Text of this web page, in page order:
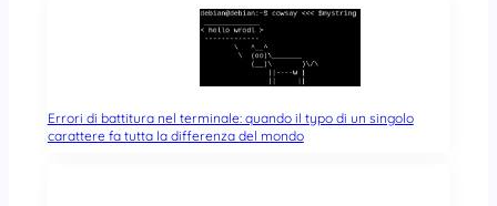
Errori di battitura nel terminale: quando il typo di un singolo
carattere fa tutta la differenza del mondo